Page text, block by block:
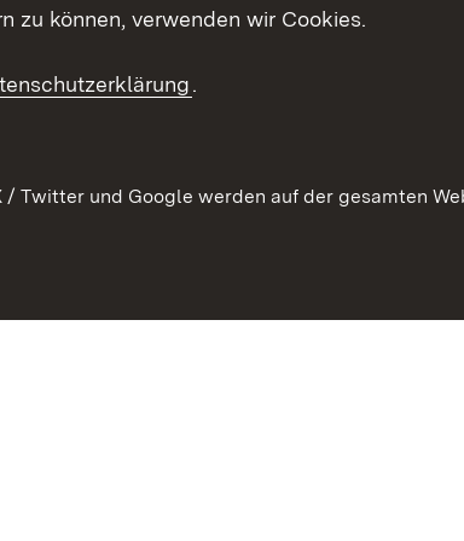
zu können, verwenden wir Cookies.
.
Twitter und Google werden auf der gesamten